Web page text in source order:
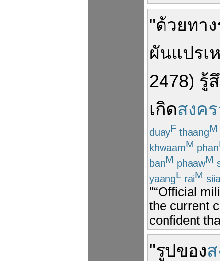
"ด้วยทา
ผันแปรเ
2478) รู้
เกิดสงค
duayF thaangM
khwaamM phan
banM phaawM
yaangL raiM siia
"“Official
the current
confident
"รูปของ